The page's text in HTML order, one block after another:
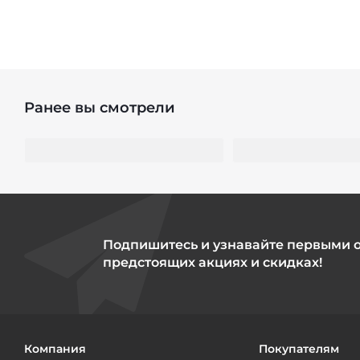
Ранее вы смотрели
Подпишитесь и узнавайте первыми
предстоящих акциях и скидках!
Компания Покупателям